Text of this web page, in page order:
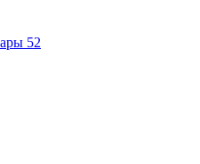
52